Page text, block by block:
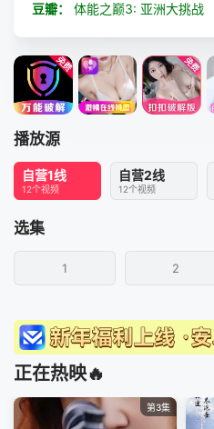
豆瓣：
体能之巅3: 亚洲大挑战
播放源
自营1线
12个视频
自营2线
12个视频
选集
1 2
正在热映🔥
第3集